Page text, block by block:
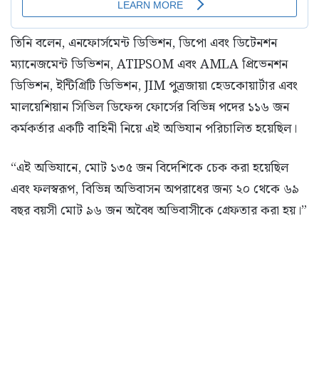
তিনি বলেন, এনফোর্সমেন্ট ডিভিশন, ডিপো এবং ডিটেনশন
ম্যানেজমেন্ট ডিভিশন, ATIPSOM এবং AMLA প্রিভেনশন
ডিভিশন, ইন্টিগ্রিটি ডিভিশন, JIM পুত্রজায়া হেডকোয়ার্টার এবং
মালয়েশিয়ান সিভিল ডিফেন্স ফোর্সের বিভিন্ন পদের ১১৬ জন
কর্মকর্তার একটি বাহিনী নিয়ে এই অভিযান পরিচালিত হয়েছিল।
“এই অভিযানে, মোট ১৩৫ জন বিদেশিকে চেক করা হয়েছিল
এবং ফলস্বরূপ, বিভিন্ন অভিবাসন অপরাধের জন্য ২০ থেকে ৬৯
বছর বয়সী মোট ৯৬ জন অবৈধ অভিবাসীকে গ্রেফতার করা হয়।”